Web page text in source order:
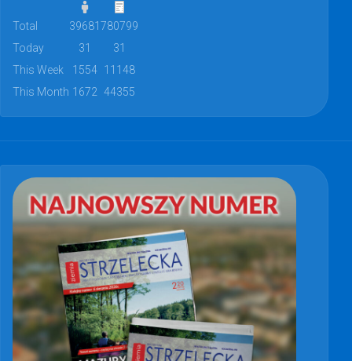
Total 39681 780799
Today
31
31
This Week
1554 11148
This Month 1672 44355